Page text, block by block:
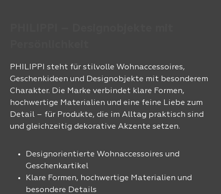
PHILIPPI steht für stilvolle Wohnaccessoires,
Geschenkideen und Designobjekte mit besonderem
Charakter. Die Marke verbindet klare Formen,
hochwertige Materialien und eine feine Liebe zum
Detail – für Produkte, die im Alltag praktisch sind
und gleichzeitig dekorative Akzente setzen.
Designorientierte Wohnaccessoires und
Geschenkartikel
Klare Formen, hochwertige Materialien und
besondere Details